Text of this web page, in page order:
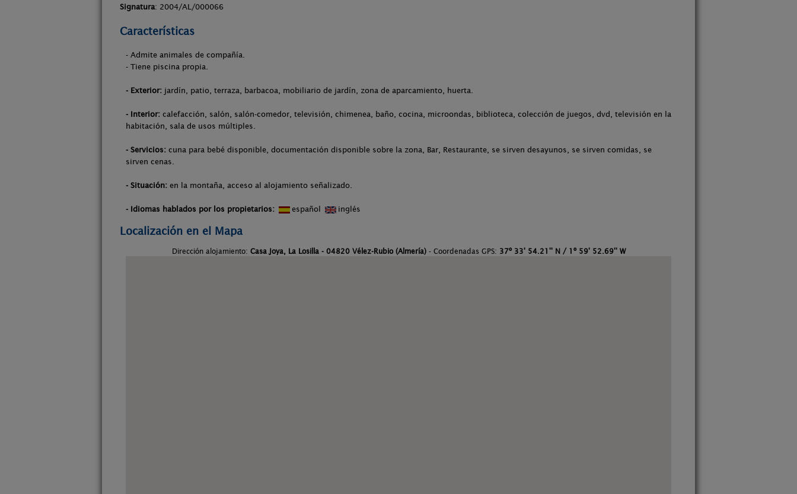
Signatura: 2004/AL/000066
Características
- Admite animales de compañía.
- Tiene piscina propia.
- Exterior: jardín, patio, terraza, barbacoa, mobiliario de jardín, zona de aparcamiento, huerta.
- Interior: calefacción, salón, salón-comedor, televisión, chimenea, baño, cocina, microondas, biblioteca, colección de juegos, dvd, televisión en la
habitación, sala de usos múltiples.
- Servicios: cuna para bebé disponible, documentación disponible sobre la zona, Bar, Restaurante, se sirven desayunos, se sirven comidas, se
sirven cenas.
- Situación: en la montaña, acceso al alojamiento señalizado.
- Idiomas hablados por los propietarios: español inglés
Localización en el Mapa
Dirección alojamiento: Casa Joya, La Losilla - 04820 Vélez-Rubio (Almería)- Coordenadas GPS: 37º 33' 54.21'' N / 1º 59' 52.69'' W